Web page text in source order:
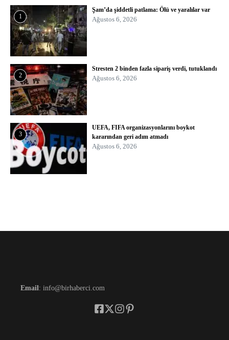
1
Şam’da şiddetli patlama: Ölü ve yaralılar var
Ağustos 6, 2026
2
Stresten 2 binden fazla sipariş verdi, tutuklandı
Ağustos 6, 2026
3
UEFA, FIFA organizasyonlarını boykot
kararından geri adım atmadı
Ağustos 6, 2026
Email : info@birhaberci.com